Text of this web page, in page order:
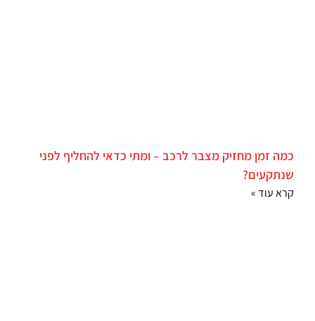
כמה זמן מחזיק מצבר לרכב – ומתי כדאי להחליף לפני
שנתקעים?
קרא עוד »